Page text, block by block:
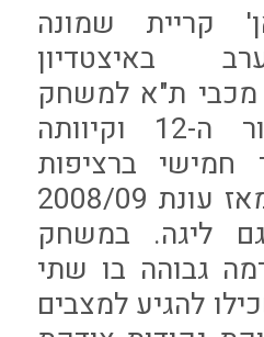
קריית שמונה
באיצטדיון
מכבי ת"א למשחק
במסגרת המחזור ה-12 וקיוותה
חמישי ברציפות
דבר שלא קרה מאז עונת 2008/09
ליגה. במשחק
גבוהה בו שתי
להגיע למצבים